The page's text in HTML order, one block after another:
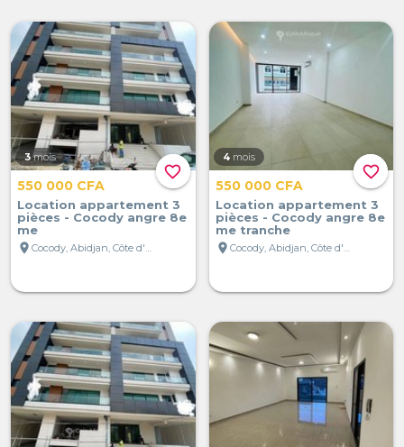
favorite_border
3 mois
550 000 CFA
Location appartement 3
pièces - Cocody angre 8e
me
location_on
favorite_border
4 mois
550 000 CFA
Location appartement 3
pièces - Cocody angre 8e
me tranche
location_on